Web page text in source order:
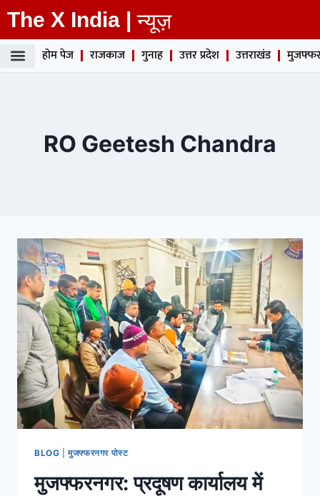
The X India | न्यूज़
होम पेज राजकाज गुनाह उत्तर प्रदेश उत्तराखंड
RO Geetesh Chandra
BLOG |मुजफ्फरनगर पोस्ट
मुजफ्फरनगर: प्रदूषण कार्यालय में